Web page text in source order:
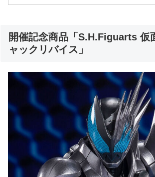
開催記念商品「S.H.Figuarts 仮
ャックリバイス」